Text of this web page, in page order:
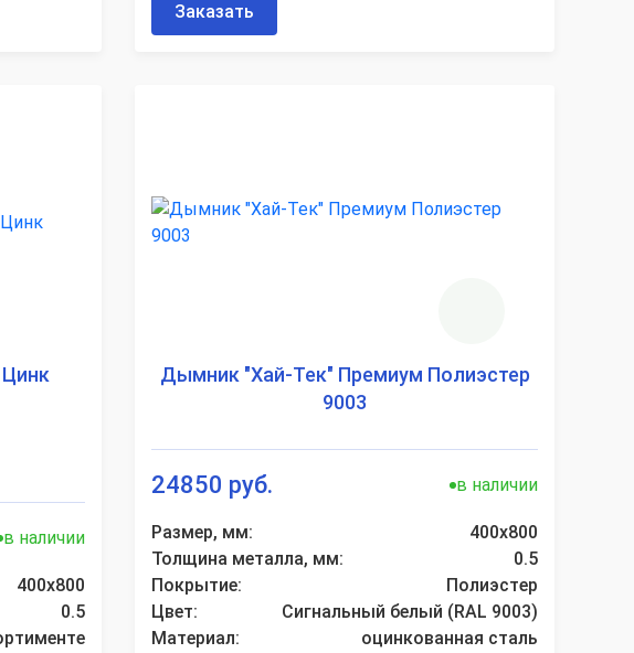
Заказать
в наличии
400х800
0.5
Дымник "Хай-Тек" Премиум Полиэстер
9003
24850 руб. в наличии
Размер, мм:
400х800
Толщина металла, мм:
0.5
Покрытие:
Полиэстер
Цвет:
Сигнальный белый (RAL 9003)
Материал:
оцинкованная сталь